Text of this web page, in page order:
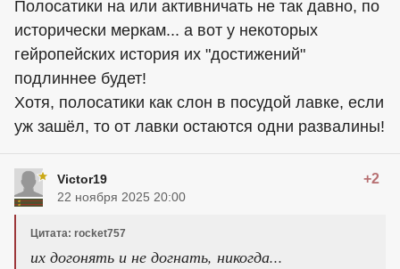
Полосатики на или активничать не так давно, по
исторически меркам... а вот у некоторых
гейропейских история их "достижений"
подлиннее будет!
Хотя, полосатики как слон в посудой лавке, если
уж зашёл, то от лавки остаются одни развалины!
Victor19 +2
22 ноября 2025 20:00
Цитата: rocket757
их догонять и не догнать, никогда...